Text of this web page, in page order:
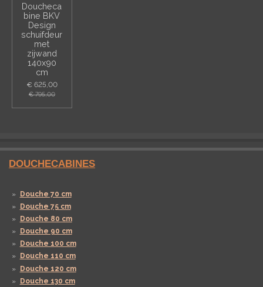
Doucheca
bine BKV
Design
schuifdeur
met
zijwand
140x90
cm
€ 625,00
€ 795,00
DOUCHECABINES
Douche 70 cm
Douche 75 cm
Douche 80 cm
Douche 90 cm
Douche 100 cm
Douche 110 cm
Douche 120 cm
Douche 130 cm